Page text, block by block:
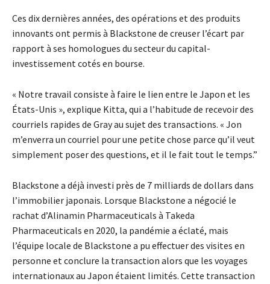
Ces dix dernières années, des opérations et des produits
innovants ont permis à Blackstone de creuser l’écart par
rapport à ses homologues du secteur du capital-
investissement cotés en bourse.
« Notre travail consiste à faire le lien entre le Japon et les
États-Unis », explique Kitta, qui a l’habitude de recevoir des
courriels rapides de Gray au sujet des transactions. « Jon
m’enverra un courriel pour une petite chose parce qu’il veut
simplement poser des questions, et il le fait tout le temps.”
Blackstone a déjà investi près de 7 milliards de dollars dans
l’immobilier japonais. Lorsque Blackstone a négocié le
rachat d’Alinamin Pharmaceuticals à Takeda
Pharmaceuticals en 2020, la pandémie a éclaté, mais
l’équipe locale de Blackstone a pu effectuer des visites en
personne et conclure la transaction alors que les voyages
internationaux au Japon étaient limités. Cette transaction